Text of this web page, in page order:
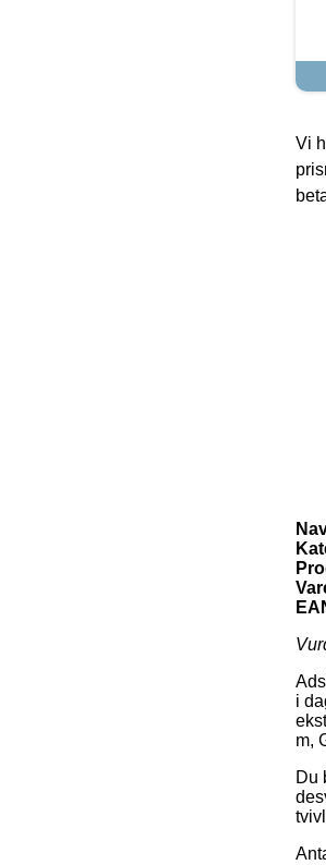
Vi
i
m,
Du